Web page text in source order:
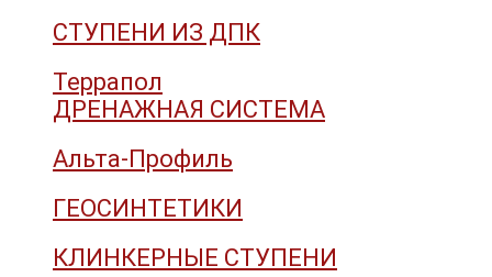
СТУПЕНИ ИЗ ДПК
Террапол
ДРЕНАЖНАЯ СИСТЕМА
Альта-Профиль
ГЕОСИНТЕТИКИ
КЛИНКЕРНЫЕ СТУПЕНИ